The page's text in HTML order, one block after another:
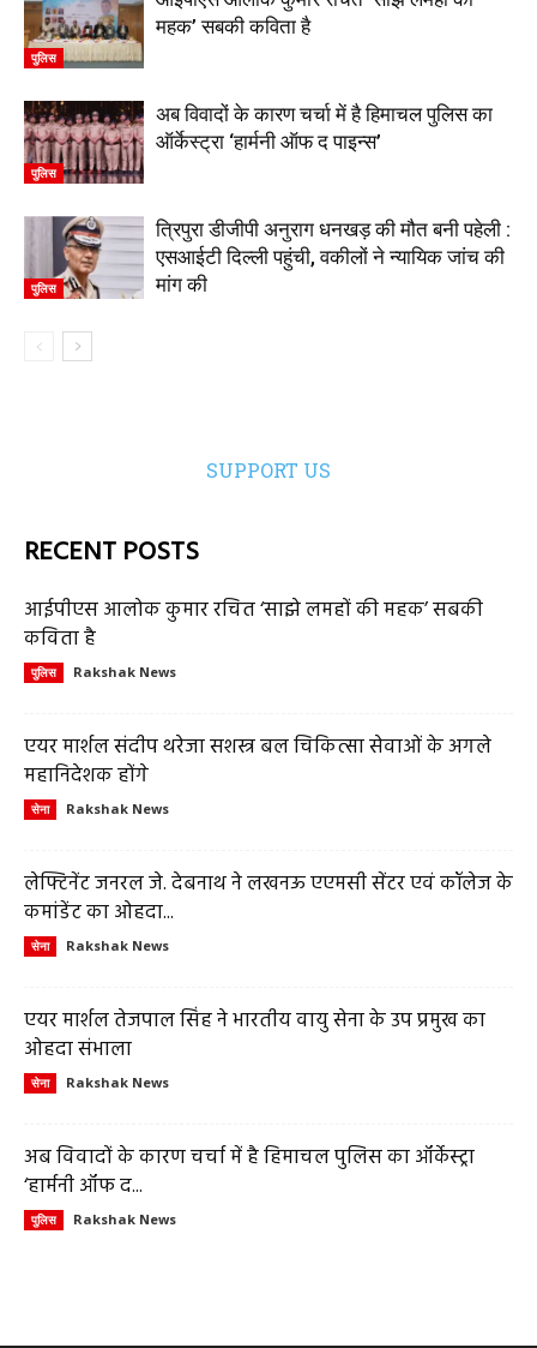
पुलिस
महक’ सबकी कविता है
पुलिस
अब विवादों के कारण चर्चा में है हिमाचल पुलिस का
ऑर्केस्ट्रा ‘हार्मनी ऑफ द पाइन्स’
पुलिस
त्रिपुरा डीजीपी अनुराग धनखड़ की मौत बनी पहेली :
एसआईटी दिल्ली पहुंची, वकीलों ने न्यायिक जांच की
मांग की
SUPPORT US
RECENT POSTS
आईपीएस आलोक कुमार रचित ‘साझे लमहों की महक’ सबकी
कविता है
पुलिस Rakshak News
एयर मार्शल संदीप थरेजा सशस्त्र बल चिकित्सा सेवाओं के अगले
महानिदेशक होंगे
सेना Rakshak News
लेफ्टिनेंट जनरल जे. देबनाथ ने लखनऊ एएमसी सेंटर एवं कॉलेज के
कमांडेंट का ओहदा...
सेना Rakshak News
एयर मार्शल तेजपाल सिंह ने भारतीय वायु सेना के उप प्रमुख का
ओहदा संभाला
सेना Rakshak News
अब विवादों के कारण चर्चा में है हिमाचल पुलिस का ऑर्केस्ट्रा
‘हार्मनी ऑफ द...
पुलिस Rakshak News